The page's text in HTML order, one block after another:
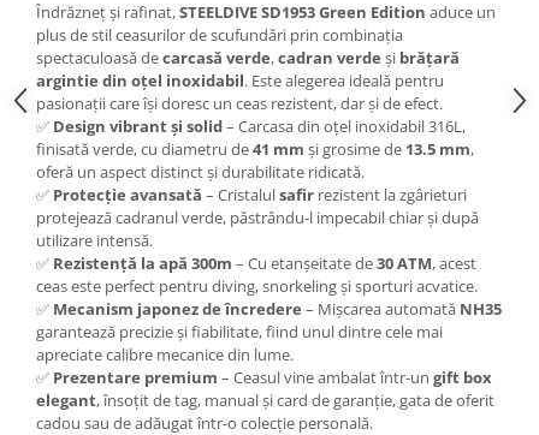
Îndrăzneț și rafinat,STEELDIVE SD1953 Green Edition aduce un
plus de stil ceasurilor de scufundări prin combinația
spectaculoasă decarcasă verde,cadran verde și brățară
argintie din oțel inoxidabil. Este alegerea ideală pentru
pasionații care își doresc un ceas rezistent, dar și de efect.
✅ Design vibrant și solid– Carcasa din oțel inoxidabil 316L,
finisată verde, cu diametru de41 mm și grosime de 13.5 mm,
oferă un aspect distinct și durabilitate ridicată.
✅ Protecție avansată – Cristalulsafir rezistent la zgârieturi
protejează cadranul verde, păstrându-l impecabil chiar și după
utilizare intensă.
✅ Rezistență la apă 300m – Cu etanșeitate de30 ATM, acest
ceas este perfect pentru diving, snorkeling și sporturi acvatice.
✅ Mecanism japonez de încredere – Mișcarea automată NH35
garantează precizie și fiabilitate, fiind unul dintre cele mai
apreciate calibre mecanice din lume.
✅ Prezentare premium – Ceasul vine ambalat într-un gift box
elegant, însoțit de tag, manual și card de garanție, gata de oferit
cadou sau de adăugat într-o colecție personală.